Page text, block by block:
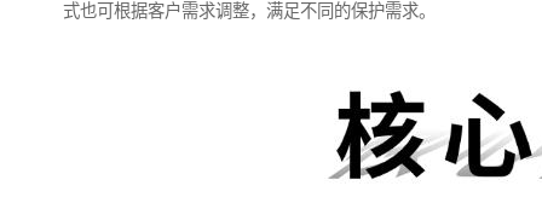
式也可根据客户需求调整，满足不同的保护需求。